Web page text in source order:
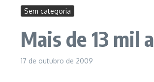
Sem categoria
Mais de 13 mil
17 de outubro de 2009